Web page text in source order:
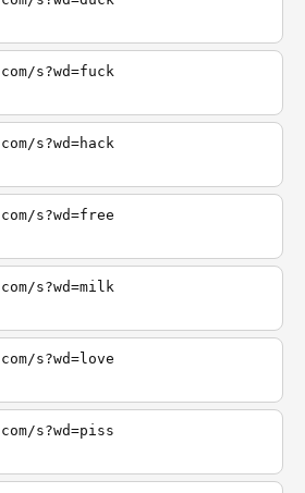
s?wd=fuck
s?wd=hack
s?wd=free
s?wd=milk
s?wd=love
s?wd=piss